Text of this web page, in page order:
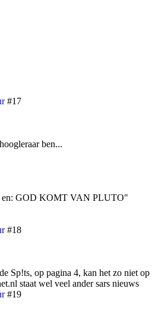
#17
ben...
en: GOD KOMT VAN PLUTO"
#18
Sp!ts, op pagina 4, kan het zo niet op
staat wel veel ander sars nieuws
#19